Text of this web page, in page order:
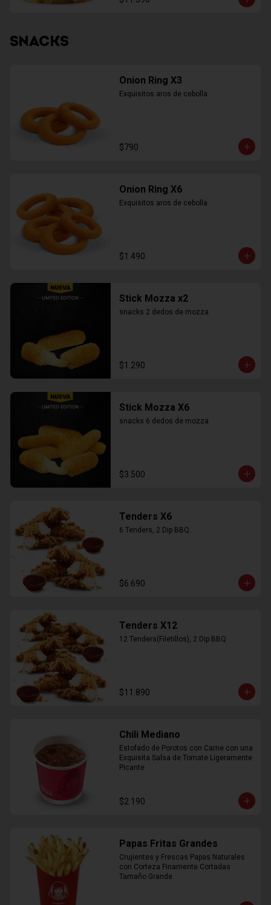
SNACKS
Onion Ring X3
Exquisitos aros de cebolla
$790
Onion Ring X6
Exquisitos aros de cebolla
$1.490
Stick Mozza x2
snacks 2 dedos de mozza
$1.290
Stick Mozza X6
snacks 6 dedos de mozza
$3.500
Tenders X6
6 Tenders, 2 Dip BBQ..
$6.690
Tenders X12
12 Tenders(Filetillos), 2 Dip BBQ
$11.890
Chili Mediano
Estofado de Porotos con Carne con una
Exquisita Salsa de Tomate Ligeramente
Picante
$2.190
Papas Fritas Grandes
Crujientes y Frescas Papas Naturales
con Corteza Finamente Cortadas
Tamaño Grande.